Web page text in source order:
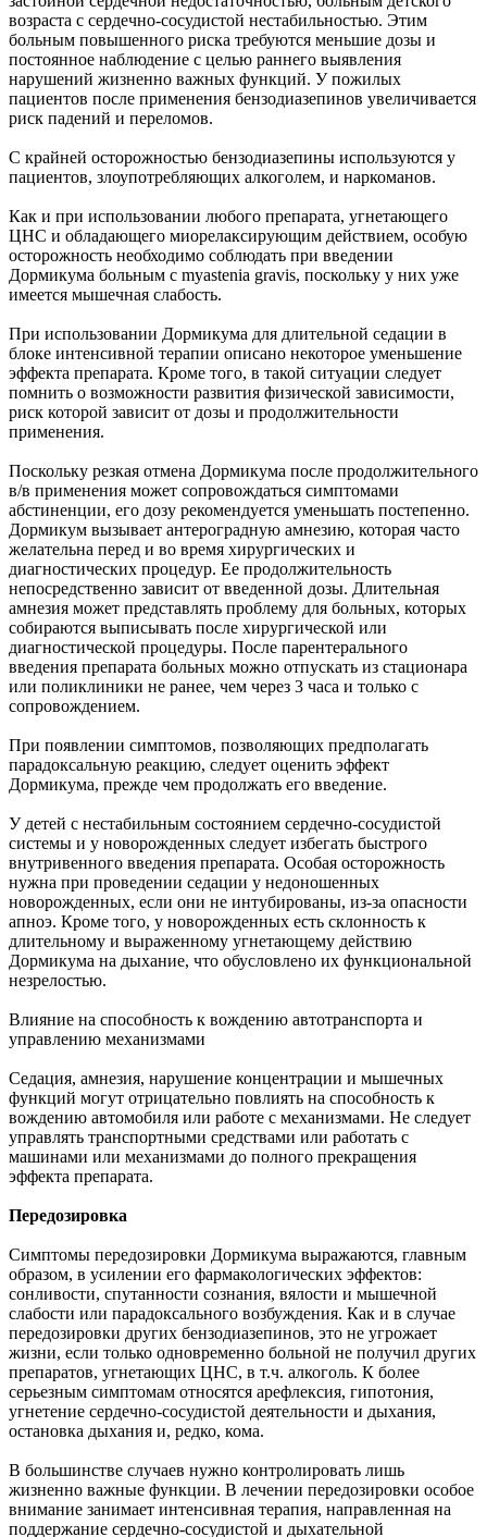
возраста с сердечно-сосудистой нестабильностью. Этим
больным повышенного риска требуются меньшие дозы и
постоянное наблюдение с целью раннего выявления
нарушений жизненно важных функций. У пожилых
пациентов после применения бензодиазепинов увеличивается
риск падений и переломов.
С крайней осторожностью бензодиазепины используются у
пациентов, злоупотребляющих алкоголем, и наркоманов.
Как и при использовании любого препарата, угнетающего
ЦНС и обладающего миорелаксирующим действием, особую
осторожность необходимо соблюдать при введении
Дормикума больным с myastenia gravis, поскольку у них уже
имеется мышечная слабость.
При использовании Дормикума для длительной седации в
блоке интенсивной терапии описано некоторое уменьшение
эффекта препарата. Кроме того, в такой ситуации следует
помнить о возможности развития физической зависимости,
риск которой зависит от дозы и продолжительности
применения.
Поскольку резкая отмена Дормикума после продолжительного
в/в применения может сопровождаться симптомами
абстиненции, его дозу рекомендуется уменьшать постепенно.
Дормикум вызывает антероградную амнезию, которая часто
желательна перед и во время хирургических и
диагностических процедур. Ее продолжительность
непосредственно зависит от введенной дозы. Длительная
амнезия может представлять проблему для больных, которых
собираются выписывать после хирургической или
диагностической процедуры. После парентерального
введения препарата больных можно отпускать из стационара
или поликлиники не ранее, чем через 3 часа и только с
сопровождением.
При появлении симптомов, позволяющих предполагать
парадоксальную реакцию, следует оценить эффект
Дормикума, прежде чем продолжать его введение.
У детей с нестабильным состоянием сердечно-сосудистой
системы и у новорожденных следует избегать быстрого
внутривенного введения препарата. Особая осторожность
нужна при проведении седации у недоношенных
новорожденных, если они не интубированы, из-за опасности
апноэ. Кроме того, у новорожденных есть склонность к
длительному и выраженному угнетающему действию
Дормикума на дыхание, что обусловлено их функциональной
незрелостью.
Влияние на способность к вождению автотранспорта и
управлению механизмами
Седация, амнезия, нарушение концентрации и мышечных
функций могут отрицательно повлиять на способность к
вождению автомобиля или работе с механизмами. Не следует
управлять транспортными средствами или работать с
машинами или механизмами до полного прекращения
эффекта препарата.
Передозировка
Симптомы передозировки Дормикума выражаются, главным
образом, в усилении его фармакологических эффектов:
сонливости, спутанности сознания, вялости и мышечной
слабости или парадоксального возбуждения. Как и в случае
передозировки других бензодиазепинов, это не угрожает
жизни, если только одновременно больной не получил других
препаратов, угнетающих ЦНС, в т.ч. алкоголь. К более
серьезным симптомам относятся арефлексия, гипотония,
угнетение сердечно-сосудистой деятельности и дыхания,
остановка дыхания и, редко, кома.
В большинстве случаев нужно контролировать лишь
жизненно важные функции. В лечении передозировки особое
внимание занимает интенсивная терапия, направленная на
поддержание сердечно-сосудистой и дыхательной